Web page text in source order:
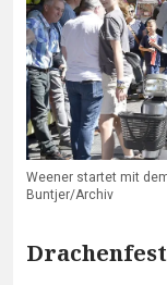
Weener startet mit
Buntjer/Archiv